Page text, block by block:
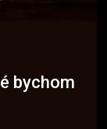
bychom